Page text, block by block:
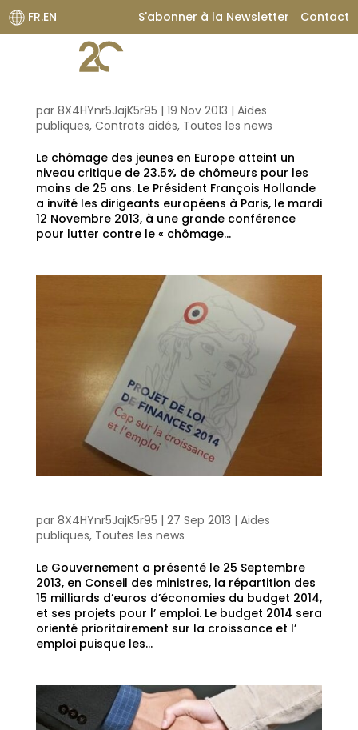
FR.EN S'abonner à la Newsletter Contact
par 8X4HYnr5JajK5r95 | 19 Nov 2013 | Aides
publiques, Contrats aidés, Toutes les news
Le chômage des jeunes en Europe atteint un
niveau critique de 23.5% de chômeurs pour les
moins de 25 ans. Le Président François Hollande
a invité les dirigeants européens à Paris, le mardi
12 Novembre 2013, à une grande conférence
pour lutter contre le « chômage...
par 8X4HYnr5JajK5r95 | 27 Sep 2013 | Aides
publiques, Toutes les news
Le Gouvernement a présenté le 25 Septembre
2013, en Conseil des ministres, la répartition des
15 milliards d’euros d’économies du budget 2014,
et ses projets pour l’ emploi. Le budget 2014 sera
orienté prioritairement sur la croissance et l’
emploi puisque les...